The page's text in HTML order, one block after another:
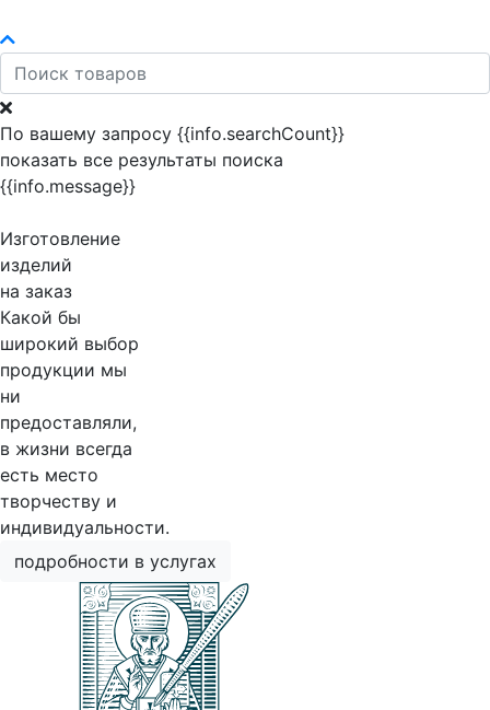
По вашему запросу {{info.searchCount}}
показать все результаты поиска
{{info.message}}
Изготовление
изделий
на заказ
Какой бы
широкий выбор
продукции мы
ни
предоставляли,
в жизни всегда
есть место
творчеству и
индивидуальности.
подробности в услугах